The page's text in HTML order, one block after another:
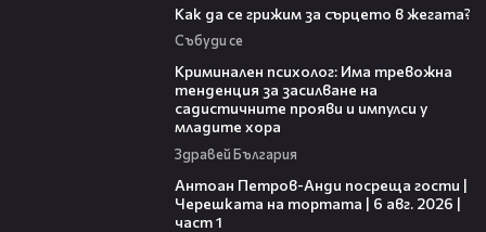
Как да се грижим за сърцето в жегата?
Събуди се
Криминален психолог: Има тревожна
тенденция за засилване на
садистичните прояви и импулси у
младите хора
Здравей България
Антоан Петров-Анди посреща гости |
Черешката на тортата | 6 авг. 2026 |
част 1